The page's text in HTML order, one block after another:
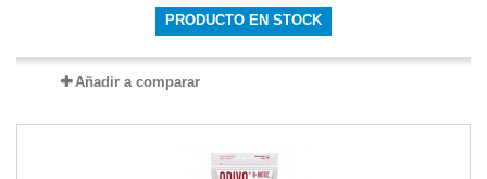
PRODUCTO EN STOCK
Añadir a comparar